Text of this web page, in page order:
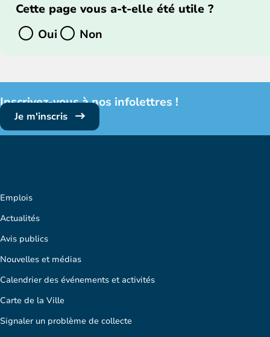
Cette page vous a-t-elle été utile ?
Oui
Non
Inscrivez-vous à nos infolettres !
Je m'inscris
Emplois
Actualités
Avis publics
Nouvelles et médias
Calendrier des événements et activités
Carte de la Ville
Signaler un problème de collecte